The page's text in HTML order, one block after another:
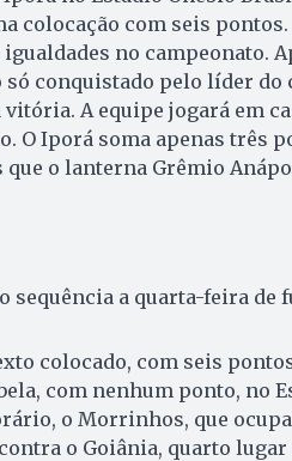
colocação com seis
no campeonato.
conquistado pelo líder do
A equipe jogará em
O Iporá soma apenas três
que o lanterna Grêmio
sequência a quarta-feira de
colocado, com seis
com nenhum ponto, no
o Morrinhos, que
o Goiânia, quarto lugar